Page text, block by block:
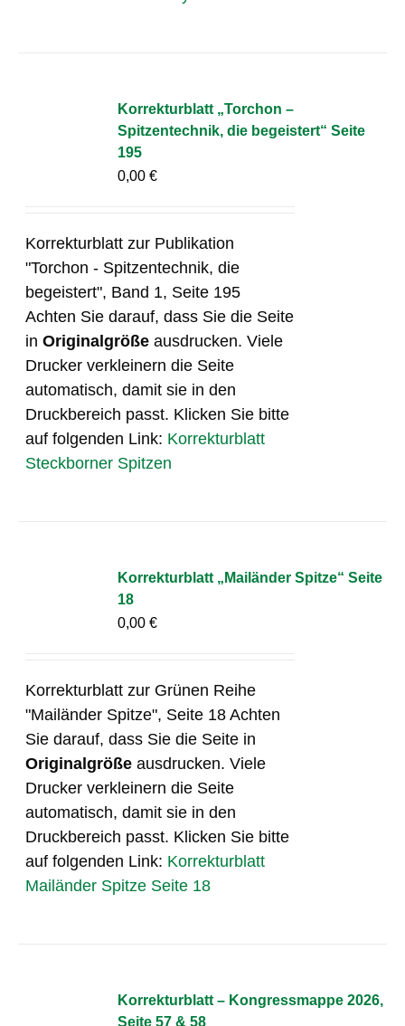
Korrekturblatt „Torchon –
Spitzentechnik, die begeistert“ Seite
195
0,00€
Korrekturblatt zur Publikation
"Torchon - Spitzentechnik, die
begeistert", Band 1, Seite 195
Achten Sie darauf, dass Sie die Seite
inOriginalgröße ausdrucken. Viele
Drucker verkleinern die Seite
automatisch, damit sie in den
Druckbereich passt. Klicken Sie bitte
auf folgenden Link: Korrekturblatt
Steckborner Spitzen
Korrekturblatt „Mailänder Spitze“ Seite
18
0,00€
Korrekturblatt zur Grünen Reihe
"Mailänder Spitze", Seite 18 Achten
Sie darauf, dass Sie die Seite in
Originalgröße ausdrucken. Viele
Drucker verkleinern die Seite
automatisch, damit sie in den
Druckbereich passt. Klicken Sie bitte
auf folgenden Link: Korrekturblatt
Mailänder Spitze Seite 18
Korrekturblatt – Kongressmappe 2026,
Seite 57 & 58